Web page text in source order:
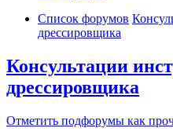
Список форумов
дрессировщика
Консультации
дрессировщика
Отметить подфорумы как